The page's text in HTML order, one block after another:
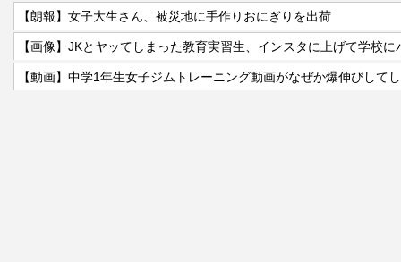
【朗報】女子大生さん、被災地に手作りおにぎりを出荷
【画像】JKとヤッてしまった教育実習生、インスタに上げて学校
【動画】中学1年生女子ジムトレーニング動画がなぜか爆伸びして